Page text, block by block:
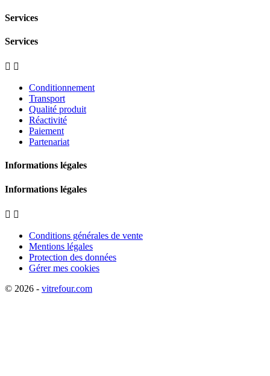
Services
Services
 
Conditionnement
Transport
Qualité produit
Réactivité
Paiement
Partenariat
Informations légales
Informations légales
 
Conditions générales de vente
Mentions légales
Protection des données
Gérer mes cookies
© 2026 - vitrefour.com